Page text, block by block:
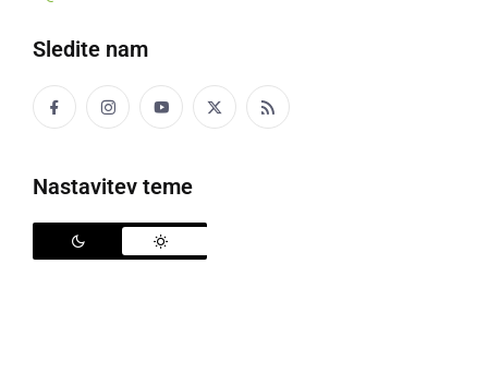
Sledite nam
Nastavitev teme
Politika
Gospodarstvo
Narava
Zanimivosti